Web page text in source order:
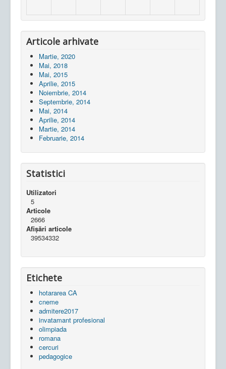
Articole arhivate
Martie, 2020
Mai, 2018
Mai, 2015
Aprilie, 2015
Noiembrie, 2014
Septembrie, 2014
Mai, 2014
Aprilie, 2014
Martie, 2014
Februarie, 2014
Statistici
Utilizatori
5
Articole
2666
Afișări articole
39534332
Etichete
hotararea CA
cneme
admitere2017
invatamant profesional
olimpiada
romana
cercuri
pedagogice